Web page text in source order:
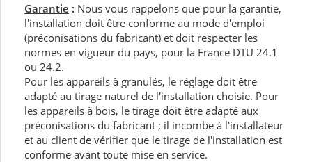
Garantie : Nous vous rappelons que pour la garantie,
l'installation doit être conforme au mode d'emploi
(préconisations du fabricant) et doit respecter les
normes en vigueur du pays, pour la France DTU 24.1
ou 24.2.
Pour les appareils à granulés, le réglage doit être
adapté au tirage naturel de l'installation choisie. Pour
les appareils à bois, le tirage doit être adapté aux
préconisations du fabricant ; il incombe à l'installateur
et au client de vérifier que le tirage de l'installation est
conforme avant toute mise en service.